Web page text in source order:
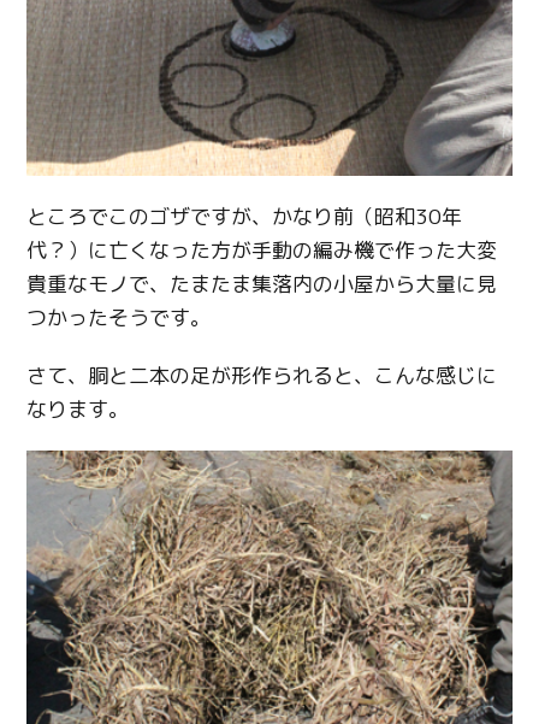
ところでこのゴザですが、かなり前（昭和30年
代？）に亡くなった方が手動の編み機で作った大変
貴重なモノで、たまたま集落内の小屋から大量に見
つかったそうです。
さて、胴と二本の足が形作られると、こんな感じに
なります。